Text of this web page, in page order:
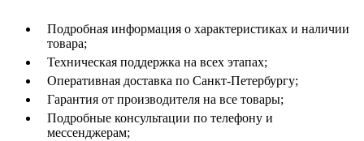
Подробная информация о характеристиках и наличии
товара;
Техническая поддержка на всех этапах;
Оперативная доставка по Санкт-Петербургу;
Гарантия от производителя на все товары;
Подробные консультации по телефону и
мессенджерам;